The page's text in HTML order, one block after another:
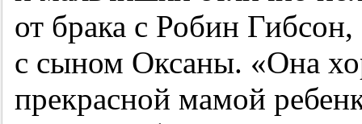
от брака с Робин Гибсон,
с сыном Оксаны. «Она
прекрасной мамой